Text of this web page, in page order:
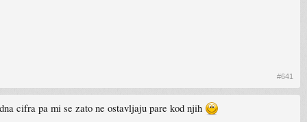
#641
cifra pa mi se zato ne ostavljaju pare kod njih